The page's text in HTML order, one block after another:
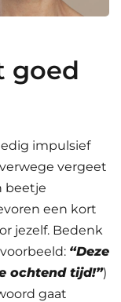
goed
impulsief
vergeet
beetje
een kort
jezelf. Bedenk
“Deze
ochtend tijd!”)
gaat